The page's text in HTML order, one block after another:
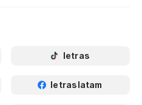
letras
letraslatam